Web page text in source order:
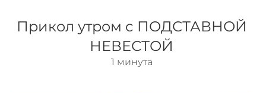
Прикол утром с ПОДСТАВНОЙ
НЕВЕСТОЙ
1 минута